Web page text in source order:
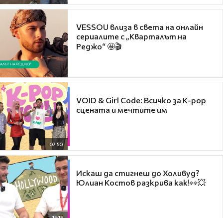
VESSOU влиза в света на онлайн
сериалите с „Кварталът на
Реджо“ 🤩🎬
07:50
VOID & Girl Code: Всичко за K-pop
сцената и мечтите им
Искаш да стигнеш до Холивуд?
Юлиан Костов разкрива как!👀💥